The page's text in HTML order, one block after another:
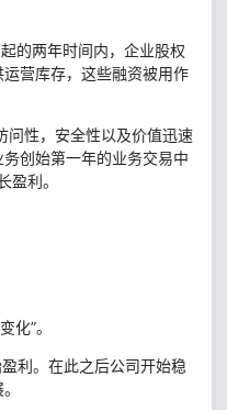
的两年时间内，企业股权
营库存，这些融资被用作
问性，安全性以及价值迅速
创始第一年的业务交易中
盈利。
化”。
利。在此之后公司开始稳